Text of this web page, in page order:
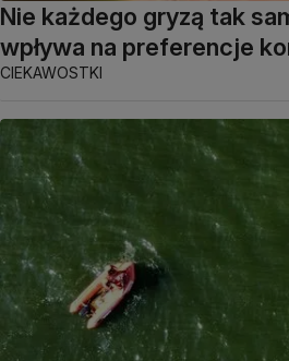
Nie każdego gryzą tak
wpływa na preferencje
CIEKAWOSTKI